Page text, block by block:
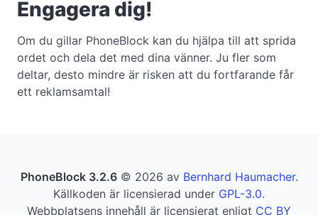
Engagera dig!
Om du gillar PhoneBlock kan du hjälpa till att sprida
ordet och dela det med dina vänner. Ju fler som
deltar, desto mindre är risken att du fortfarande får
ett reklamsamtal!
PhoneBlock 3.2.6© 2026 av Bernhard Haumacher.
Källkoden är licensierad under GPL-3.0.
Webbplatsens innehåll är licensierat enligt CC BY